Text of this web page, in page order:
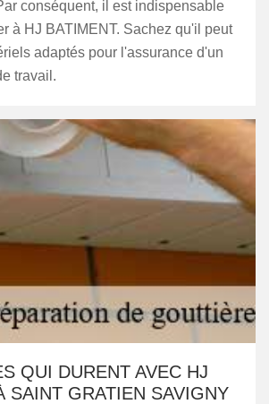
conséquent, il est indispensable
à HJ BATIMENT. Sachez qu'il peut
adaptés pour l'assurance d'un
travail.
QUI DURENT AVEC HJ
SAINT GRATIEN SAVIGNY